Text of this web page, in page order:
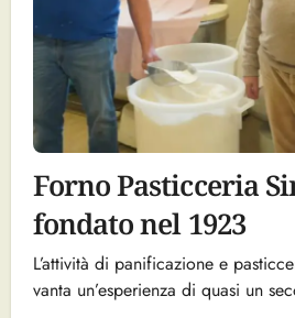
Forno Pasticceria
fondato nel 1923
L’attività di panificazione e
vanta un’esperienza di quasi un